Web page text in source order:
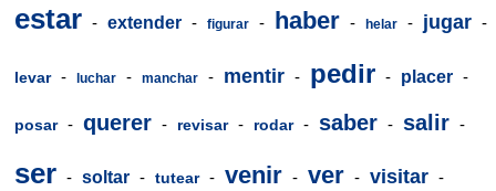
estar - extender - figurar - haber - helar - jugar -
levar - luchar - manchar - mentir - pedir - placer -
posar - querer - revisar - rodar - saber - salir -
ser - soltar - tutear - venir - ver - visitar -